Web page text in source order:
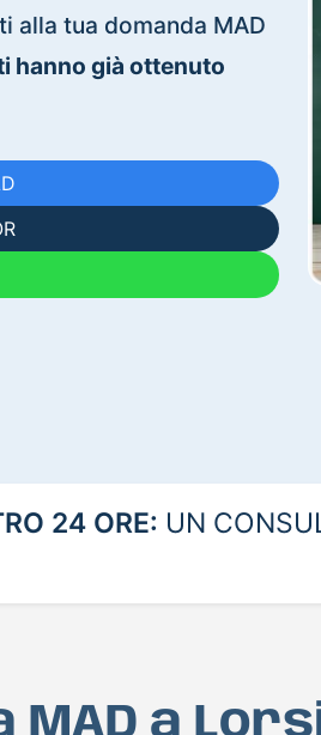
alla tua domanda MAD
hanno già ottenuto
24 ORE: UN
MAD a